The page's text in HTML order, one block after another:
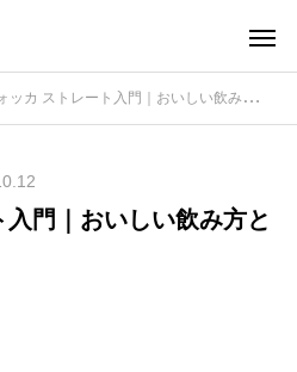
カ ストレート入門｜おいしい飲み方と人気銘柄完全ガイド
門｜おいしい飲み方と